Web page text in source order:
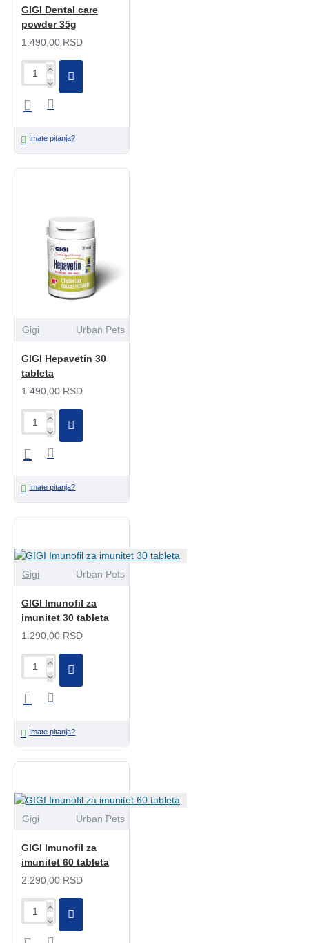
GIGI Dental care
powder 35g
1.490,00 RSD
Imate pitanja?
Gigi Urban Pets
GIGI Hepavetin 30
tableta
1.490,00 RSD
Imate pitanja?
Gigi Urban Pets
GIGI Imunofil za
imunitet 30 tableta
1.290,00 RSD
Imate pitanja?
Gigi Urban Pets
GIGI Imunofil za
imunitet 60 tableta
2.290,00 RSD